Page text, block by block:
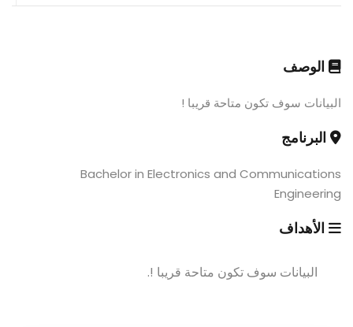
الوصف
البيانات سوف تكون متاحة قريبا !
البرنامج
Bachelor in Electronics and Communications
Engineering
الأهداف
البيانات سوف تكون متاحة قريبا !.